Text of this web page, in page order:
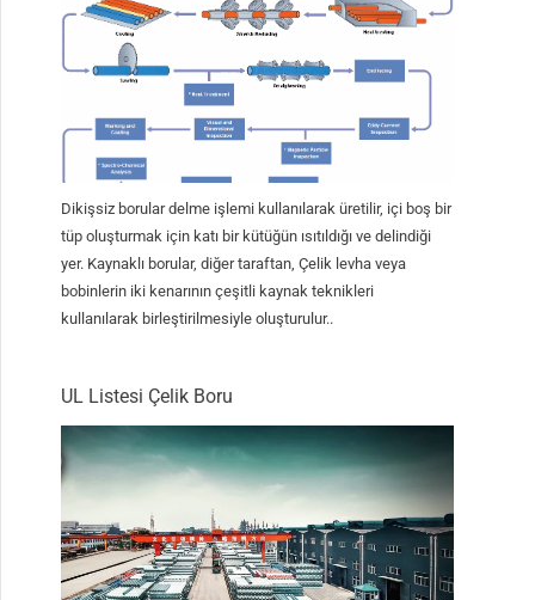
Dikişsiz borular delme işlemi kullanılarak üretilir, içi boş bir
tüp oluşturmak için katı bir kütüğün ısıtıldığı ve delindiği
yer. Kaynaklı borular, diğer taraftan, Çelik levha veya
bobinlerin iki kenarının çeşitli kaynak teknikleri
kullanılarak birleştirilmesiyle oluşturulur..
UL Listesi Çelik Boru